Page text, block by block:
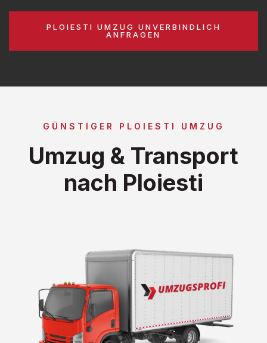
PLOIESTI UMZUG UNVERBINDLICH
ANFRAGEN
GÜNSTIGER PLOIESTI UMZUG
Umzug & Transport
nach Ploiesti